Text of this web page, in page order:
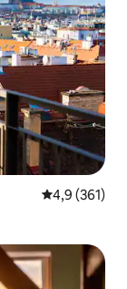
4,9 de uma
4,9 (361)